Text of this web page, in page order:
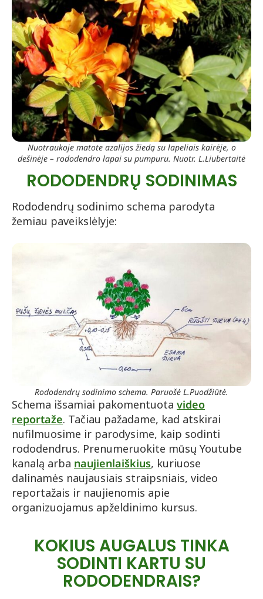
Nuotraukoje matote azalijos žiedą su lapeliais kairėje, o
dešinėje – rododendro lapai su pumpuru. Nuotr. L.Liubertaitė
RODODENDRŲ SODINIMAS
Rododendrų sodinimo schema parodyta
žemiau paveikslėlyje:
Rododendrų sodinimo schema. Paruošė L.Puodžiūtė.
Schema išsamiai pakomentuota video
reportaže. Tačiau pažadame, kad atskirai
nufilmuosime ir parodysime, kaip sodinti
rododendrus. Prenumeruokite mūsų Youtube
kanalą arba naujienlaiškius, kuriuose
dalinamės naujausiais straipsniais, video
reportažais ir naujienomis apie
organizuojamus apželdinimo kursus.
KOKIUS AUGALUS TINKA
SODINTI KARTU SU
RODODENDRAIS?